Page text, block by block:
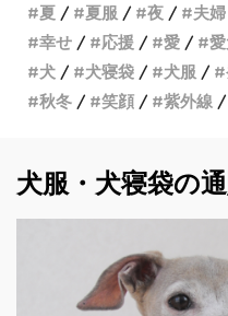
夏
夏服 夜 夫婦
幸せ
応援 愛
犬
犬寝袋 犬服
秋冬
笑顔 紫外線
犬服・犬寝袋の